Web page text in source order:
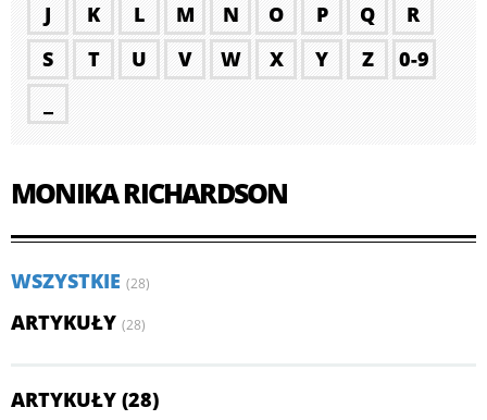
J
K L M N O P Q
R
S
T U V W X Y Z
0-9
MONIKA RICHARDSON
WSZYSTKIE (28)
ARTYKUŁY (28)
ARTYKUŁY (28)